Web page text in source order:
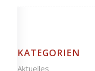
KATEGORIEN
Aktuelles